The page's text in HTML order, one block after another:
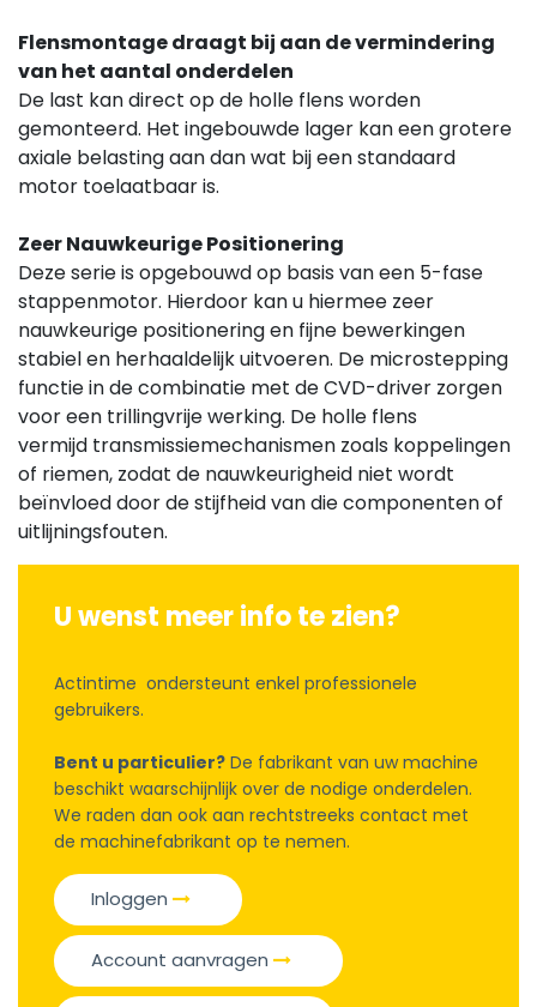
Flensmontage draagt bij aan de vermindering
van het aantal onderdelen
De last kan direct op de holle flens worden
gemonteerd. Het ingebouwde lager kan een grotere
axiale belasting aan dan wat bij een standaard
motor toelaatbaar is.
Zeer Nauwkeurige Positionering
Deze serie is opgebouwd op basis van een 5-fase
stappenmotor. Hierdoor kan u hiermee zeer
nauwkeurige positionering en fijne bewerkingen
stabiel en herhaaldelijk uitvoeren. De microstepping
functie in de combinatie met de CVD-driver zorgen
voor een trillingvrije werking. De holle flens
vermijd transmissiemechanismen zoals koppelingen
of riemen, zodat de nauwkeurigheid niet wordt
beïnvloed door de stijfheid van die componenten of
uitlijningsfouten.
U wenst meer info te zien?
Actintime ondersteunt enkel professionele
gebruikers.
Bent u particulier? De fabrikant van uw machine
beschikt waarschijnlijk over de nodige onderdelen.
We raden dan ook aan rechtstreeks contact met
de machinefabrikant op te nemen.
Inloggen
Account aanvragen